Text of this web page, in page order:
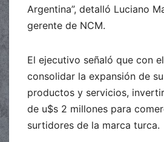
Argentina”, detalló Luciano
gerente de NCM.
El ejecutivo señaló que con
consolidar la expansión de
productos y servicios,
de u$s 2 millones para
surtidores de la marca turca.